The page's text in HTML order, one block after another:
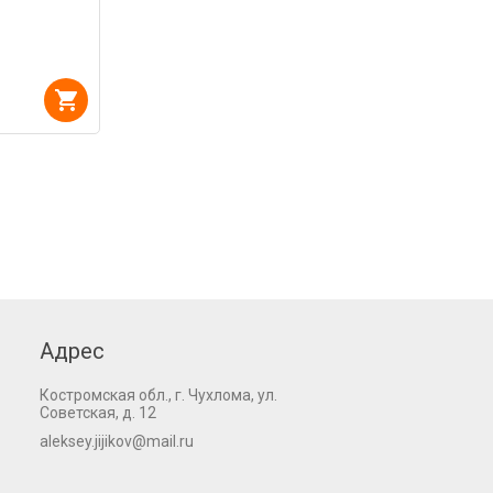
Адрес
Костромская обл., г. Чухлома, ул.
Советская, д. 12
aleksey.jijikov@mail.ru